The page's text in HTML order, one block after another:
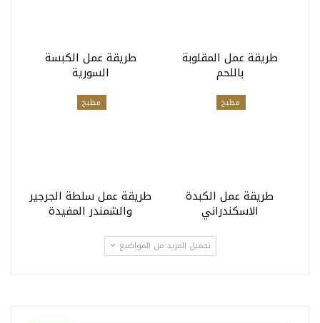
طريقة عمل المقلوبة
باللحم
طريقة عمل الكبسة
السورية
مطبخ
طريقة عمل الكبدة
الاسكندراني
مطبخ
طريقة عمل سلطة الجرجير
والشمندر المفيدة
تحميل المزيد من المواضيع